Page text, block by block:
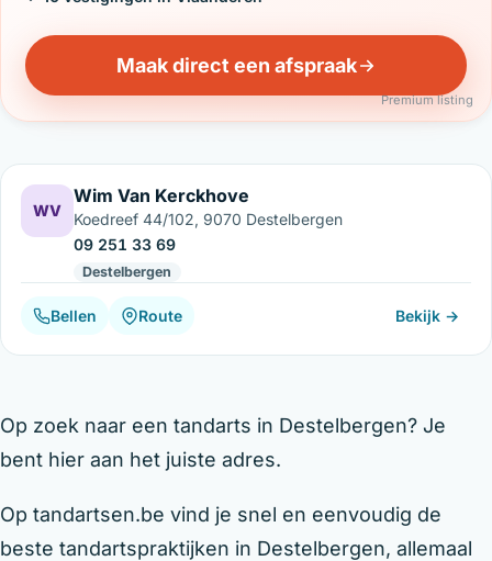
Maak direct een afspraak
Premium listing
WV
Wim Van Kerckhove
Koedreef 44/102, 9070 Destelbergen
09 251 33 69
Destelbergen
Bellen Route Bekijk →
Op zoek naar een tandarts in Destelbergen? Je
bent hier aan het juiste adres.
Op tandartsen.be vind je snel en eenvoudig de
beste tandartspraktijken in Destelbergen, allemaal